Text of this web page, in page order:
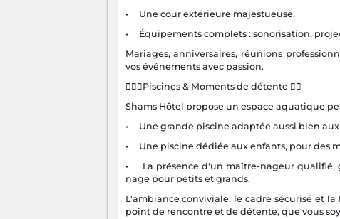
• Une cour extérieure majestueuse,
• Équipements complets : sonorisation,
Mariages, anniversaires, réunions
vos événements avec passion.
🏊‍♂🌴Piscines & Moments de détente 🏊‍♂
Shams Hôtel propose un espace aquatique
• Une grande piscine adaptée aussi bien
• Une piscine dédiée aux enfants, pour des
• La présence d'un maître-nageur qualifié,
nage pour petits et grands.
L'ambiance conviviale, le cadre sécurisé et
point de rencontre et de détente, que vous